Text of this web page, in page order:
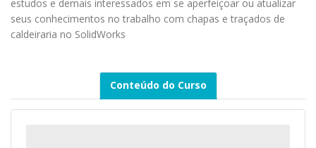
estudos e demais interessados em se aperfeiçoar ou atualizar
seus conhecimentos no trabalho com chapas e traçados de
caldeiraria no SolidWorks
Conteúdo do Curso